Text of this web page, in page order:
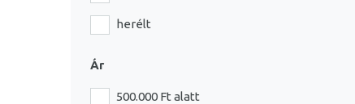
herélt
Ár
500.000 Ft alatt